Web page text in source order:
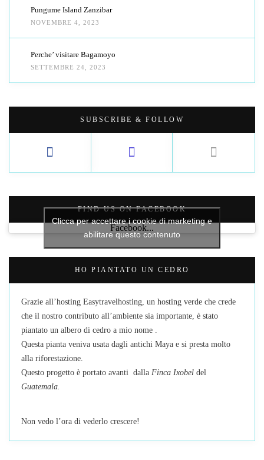
Pungume Island Zanzibar
NOVEMBRE 4, 2023
Perche’ visitare Bagamoyo
SETTEMBRE 24, 2023
SUBSCRIBE & FOLLOW
FIND US ON FACEBOOK
Facebook...
Clicca per accettare i cookie di marketing e
abilitare questo contenuto
HO PIANTATO UN CEDRO
Grazie all’hosting Easytravelhosting, un hosting verde che crede
che il nostro contributo all’ambiente sia importante, è stato
piantato un albero di cedro a mio nome .
Questa pianta veniva usata dagli antichi Maya e si presta molto
alla riforestazione.
Questo progetto è portato avanti dalla Finca Ixobel del
Guatemala.
Non vedo l’ora di vederlo crescere!